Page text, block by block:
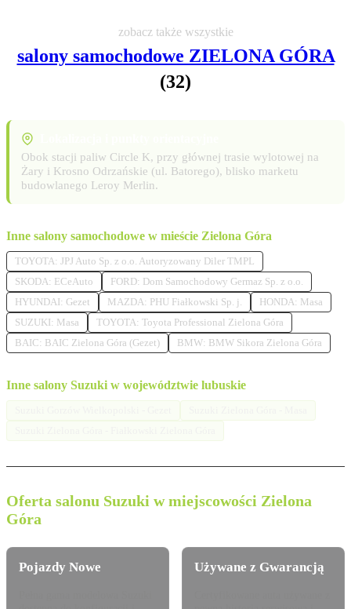
zobacz także wszystkie
salony samochodowe ZIELONA GÓRA
(32)
Obok stacji paliw Circle K, przy głównej trasie wylotowej na
Żary i Krosno Odrzańskie (ul. Batorego), blisko marketu
budowlanego Leroy Merlin.
Inne salony samochodowe w mieście Zielona Góra
TOYOTA: JPJ Auto Sp. z o.o. Autoryzowany Diler TMPL
SKODA: ECeAuto
FORD: Dom Samochodowy Germaz Sp. z o.o.
HYUNDAI: Gezet
MAZDA: PHU Fiałkowski Sp. j.
HONDA: Masa
SUZUKI: Masa
TOYOTA: Toyota Professional Zielona Góra
BAIC: BAIC Zielona Góra (Gezet)
BMW: BMW Sikora Zielona Góra
Inne salony Suzuki w województwie lubuskie
Oferta salonu Suzuki w miejscowości Zielona
Góra
Pojazdy Nowe Używane z Gwarancją